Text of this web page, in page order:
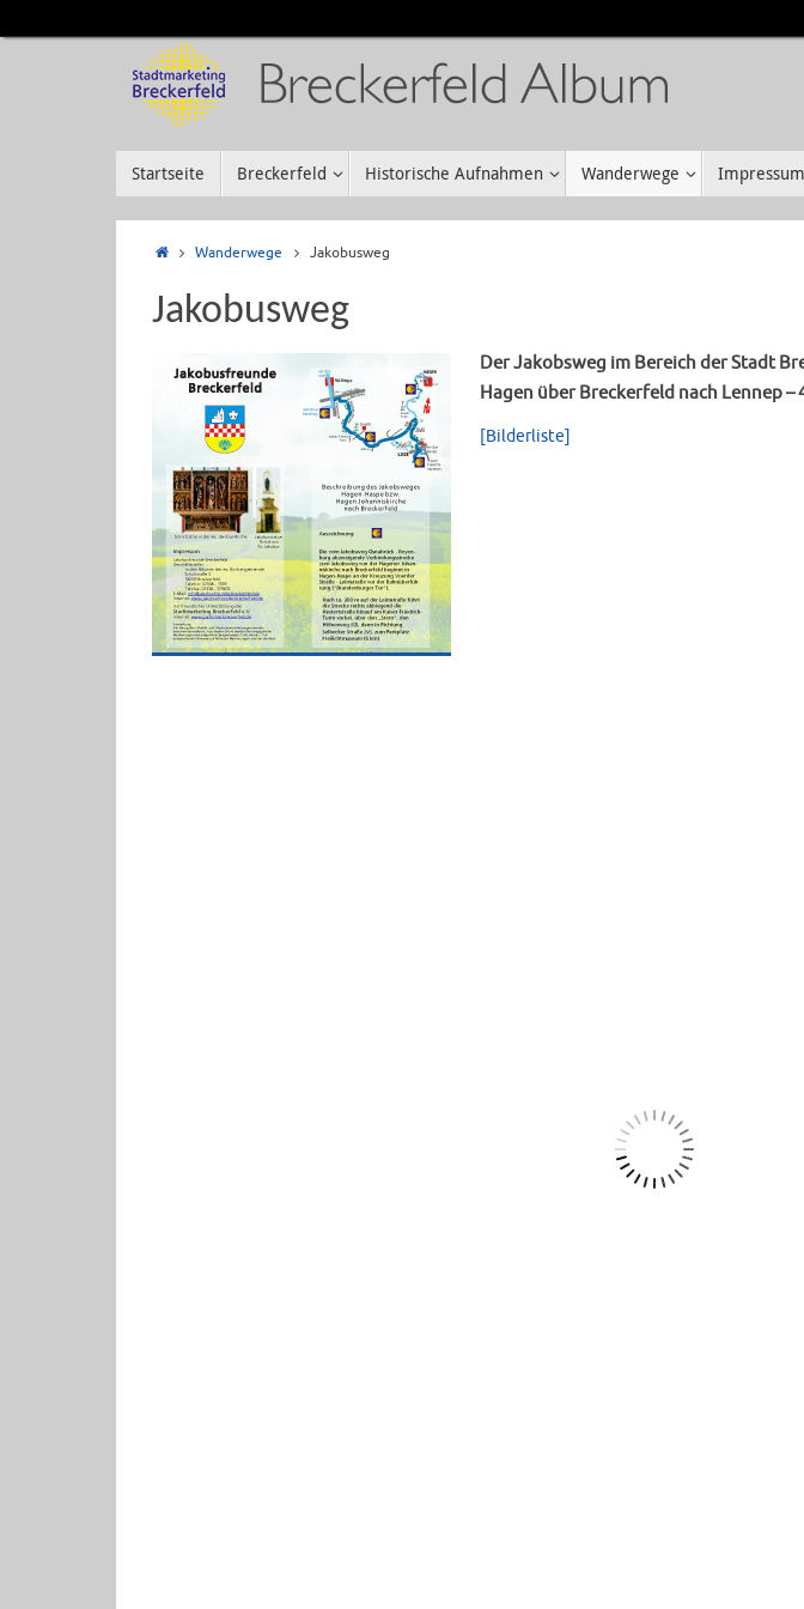
Startseite Breckerfeld Historische Aufnahmen Wanderwege Impressum
Wanderwege Jakobusweg
Jakobusweg
Der Jakobsweg im Bereich der Stadt
Hagen über Breckerfeld nach Lennep –
[Bilderliste]